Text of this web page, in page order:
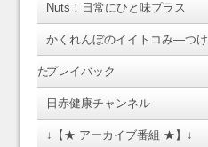
Nuts！日常にひと味プラス
かくれんぼのイイトコみ―つけ
たプレイバック
日赤健康チャンネル
↓【★ アーカイブ番組 ★】↓